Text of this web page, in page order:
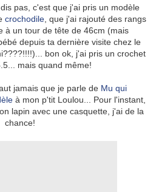
pas, c'est que j'ai pris un modèle
crochodile , que j'ai rajouté des rangs
à un tour de tête de 46cm (mais
depuis ta dernière visite chez le
bon ok, j'ai pris un crochet
mais quand même!
jamais que je parle de Mu qui
à mon p'tit Loulou... Pour l'instant,
lapin avec une casquette, j'ai de la
chance!